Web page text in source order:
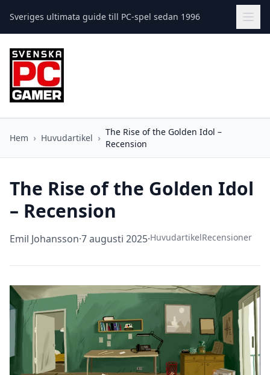
Sveriges ultimata guide till PC-spel sedan 1996
Hem › Huvudartikel ›
The Rise of the Golden Idol –
Recension
The Rise of the Golden Idol
– Recension
Emil Johansson·7 augusti 2025·HuvudartikelRecensioner